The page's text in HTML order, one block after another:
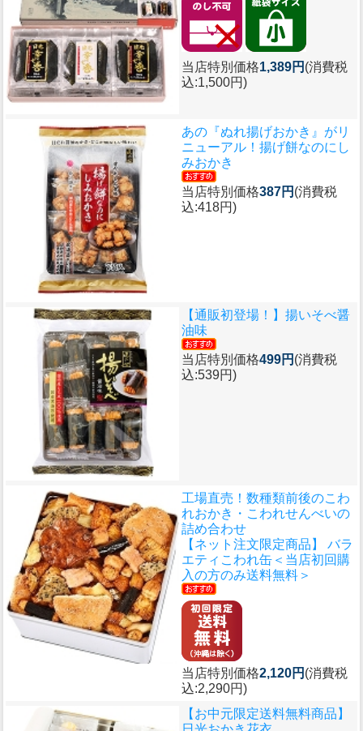
当店特別価格1,389円 (消費税
込:1,500円)
あの『ぬれ揚げおかき』がリ
ニューアル！ 揚げ餅なのにし
みおかき
当店特別価格387円 (消費税
込:418円)
【通販初登場！】 揚いそべ醤
油味
当店特別価格499円 (消費税
込:539円)
工場直売！数種類前後のこわ
れおかき・こわれせんべいの
詰め合わせ
【ネット注文限定商品】 バラ
エティこわれ缶＜当店初回購
入の方のみ送料無料＞
当店特別価格2,120円 (消費税
込:2,290円)
【お中元限定送料無料商品】